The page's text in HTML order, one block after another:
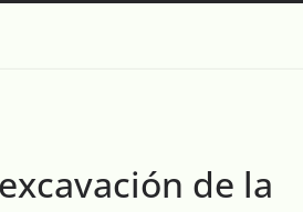
de la